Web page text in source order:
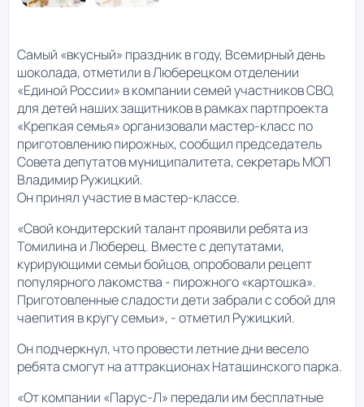
Самый «вкусный» праздник в году, Всемирный день
шоколада, отметили в Люберецком отделении
«Единой России» в компании семей участников СВО,
для детей наших защитников в рамках партпроекта
«Крепкая семья» организовали мастер-класс по
приготовлению пирожных, сообщил председатель
Совета депутатов муниципалитета, секретарь МОП
Владимир Ружицкий.
Он принял участие в мастер-классе.
«Свой кондитерский талант проявили ребята из
Томилина и Люберец. Вместе с депутатами,
курирующими семьи бойцов, опробовали рецепт
популярного лакомства - пирожного «картошка».
Приготовленные сладости дети забрали с собой для
чаепития в кругу семьи», - отметил Ружицкий.
Он подчеркнул, что провести летние дни весело
ребята смогут на аттракционах Наташинского парка.
«От компании «Парус-Л» передали им бесплатные